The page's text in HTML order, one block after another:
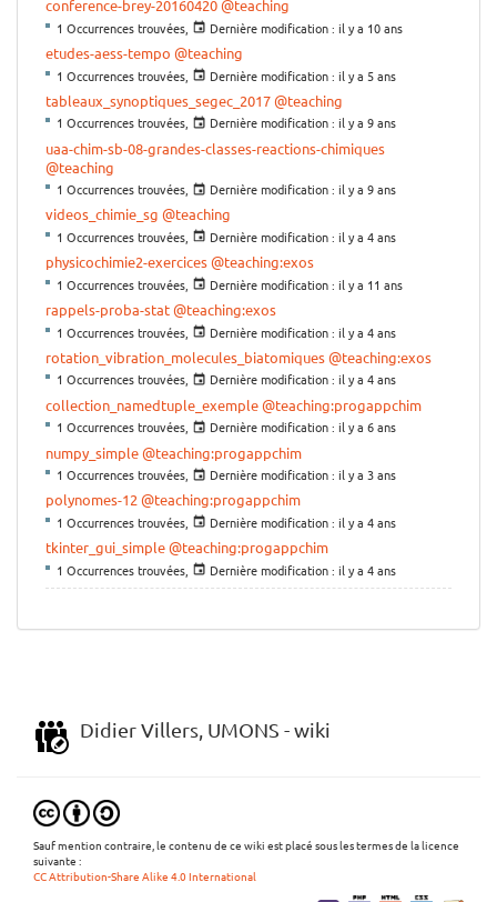
conference-brey-20160420@teaching
1 Occurrences trouvées, Dernière modification : il y a 10 ans
etudes-aess-tempo @teaching
1 Occurrences trouvées, Dernière modification : il y a 5 ans
tableaux_synoptiques_segec_2017@teaching
1 Occurrences trouvées, Dernière modification : il y a 9 ans
uaa-chim-sb-08-grandes-classes-reactions-chimiques
@teaching
1 Occurrences trouvées, Dernière modification : il y a 9 ans
videos_chimie_sg @teaching
1 Occurrences trouvées, Dernière modification : il y a 4 ans
physicochimie2-exercices@teaching:exos
1 Occurrences trouvées, Dernière modification : il y a 11 ans
rappels-proba-stat@teaching:exos
1 Occurrences trouvées, Dernière modification : il y a 4 ans
rotation_vibration_molecules_biatomiques@teaching:exos
1 Occurrences trouvées, Dernière modification : il y a 4 ans
collection_namedtuple_exemple@teaching:progappchim
1 Occurrences trouvées, Dernière modification : il y a 6 ans
numpy_simple@teaching:progappchim
1 Occurrences trouvées, Dernière modification : il y a 3 ans
polynomes-12 @teaching:progappchim
1 Occurrences trouvées, Dernière modification : il y a 4 ans
tkinter_gui_simple@teaching:progappchim
1 Occurrences trouvées, Dernière modification : il y a 4 ans
Didier Villers, UMONS - wiki
Sauf mention contraire, le contenu de ce wiki est placé sous les termes de la licence
suivante :
CC Attribution-Share Alike 4.0 International